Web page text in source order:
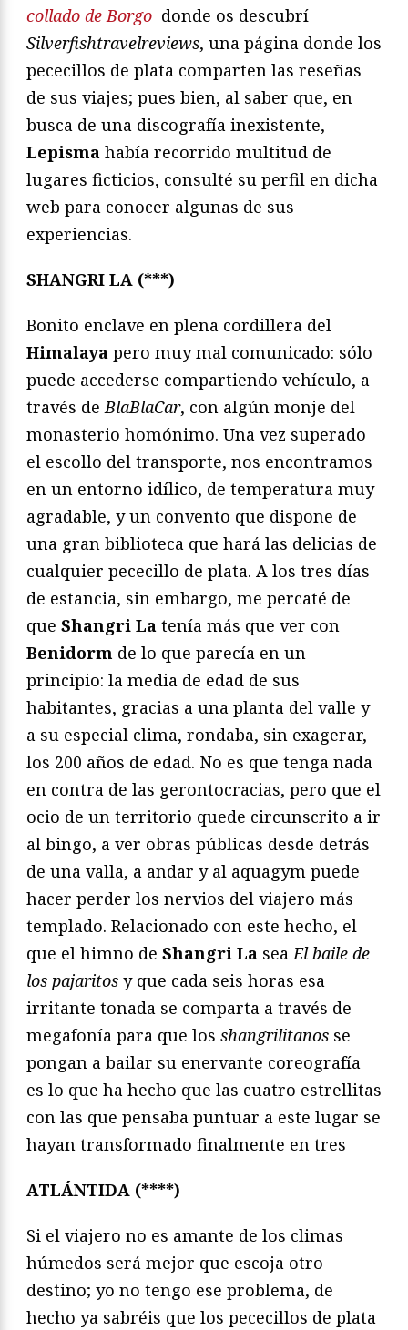
collado de Borgo donde os descubrí
Silverfishtravelreviews, una página donde los
pececillos de plata comparten las reseñas
de sus viajes; pues bien, al saber que, en
busca de una discografía inexistente,
Lepisma había recorrido multitud de
lugares ficticios, consulté su perfil en dicha
web para conocer algunas de sus
experiencias.
SHANGRI LA (***)
Bonito enclave en plena cordillera del
Himalaya pero muy mal comunicado: sólo
puede accederse compartiendo vehículo, a
través deBlaBlaCar, con algún monje del
monasterio homónimo. Una vez superado
el escollo del transporte, nos encontramos
en un entorno idílico, de temperatura muy
agradable, y un convento que dispone de
una gran biblioteca que hará las delicias de
cualquier pececillo de plata. A los tres días
de estancia, sin embargo, me percaté de
que Shangri La tenía más que ver con
Benidorm de lo que parecía en un
principio: la media de edad de sus
habitantes, gracias a una planta del valle y
a su especial clima, rondaba, sin exagerar,
los 200 años de edad. No es que tenga nada
en contra de las gerontocracias, pero que el
ocio de un territorio quede circunscrito a ir
al bingo, a ver obras públicas desde detrás
de una valla, a andar y al aquagym puede
hacer perder los nervios del viajero más
templado. Relacionado con este hecho, el
que el himno de Shangri La seaEl baile de
los pajaritos y que cada seis horas esa
irritante tonada se comparta a través de
megafonía para que los shangrilitanos se
pongan a bailar su enervante coreografía
es lo que ha hecho que las cuatro estrellitas
con las que pensaba puntuar a este lugar se
hayan transformado finalmente en tres
ATLÁNTIDA (****)
Si el viajero no es amante de los climas
húmedos será mejor que escoja otro
destino; yo no tengo ese problema, de
hecho ya sabréis que los pececillos de plata